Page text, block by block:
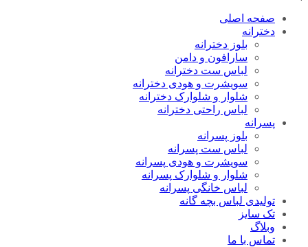
صفحه اصلی
دخترانه
بلوز دخترانه
سارافون و دامن
لباس ست دخترانه
سویشرت و هودی دخترانه
شلوار و شلوارک دخترانه
لباس راحتی دخترانه
پسرانه
بلوز پسرانه
لباس ست پسرانه
سویشرت و هودی پسرانه
شلوار و شلوارک پسرانه
لباس خانگی پسرانه
تولیدی لباس بچه گانه
تک سایز
وبلاگ
تماس با ما